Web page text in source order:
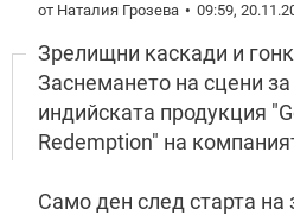
от Наталия Грозева 09:59,
Зрелищни каскади и
Заснемането на сцени
индийската продукция
Redemption" на
Само ден след старта